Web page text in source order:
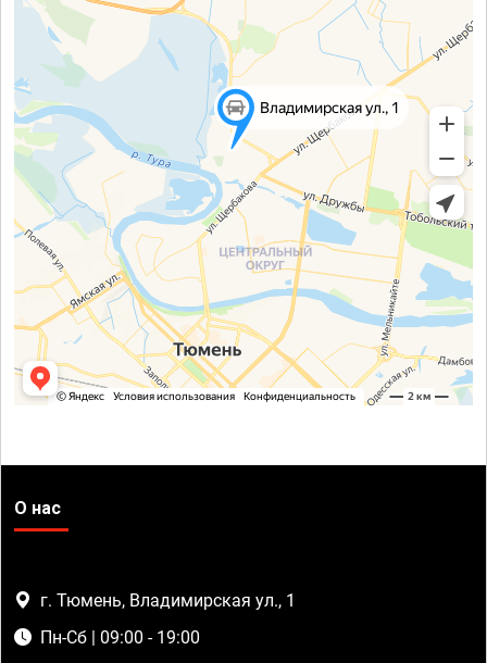
О нас
г. Тюмень, Владимирская ул., 1
Пн-Сб | 09:00 - 19:00